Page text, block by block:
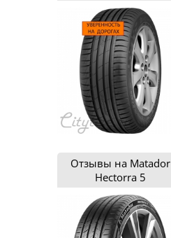
Отзывы на Matador
Hectorra 5